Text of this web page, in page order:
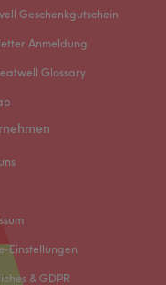
Geschenkgutschein
Anmeldung
Glossary
Einstellungen
& GDPR